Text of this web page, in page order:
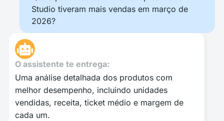
Studio tiveram mais vendas em março de
2026?
O assistente te entrega:
Uma análise detalhada dos produtos com
melhor desempenho, incluindo unidades
vendidas, receita, ticket médio e margem de
cada um.